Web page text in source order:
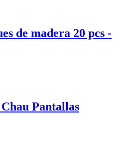
de madera 20 pcs -
Pantallas